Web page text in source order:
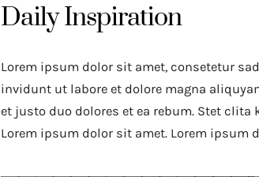
Daily Inspiration
Lorem ipsum dolor sit amet, consetetur
invidunt ut labore et dolore magna
et justo duo dolores et ea rebum. Stet
Lorem ipsum dolor sit amet. Lorem